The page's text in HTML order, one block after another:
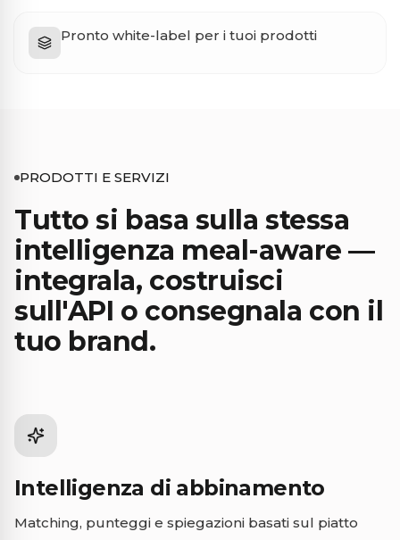
Pronto white-label per i tuoi prodotti
PRODOTTI E SERVIZI
Tutto si basa sulla stessa
intelligenza meal-aware —
integrala, costruisci
sull'API o consegnala con il
tuo brand.
Intelligenza di abbinamento
Matching, punteggi e spiegazioni basati sul piatto